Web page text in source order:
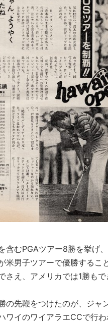
含むPGAツアー8勝を挙げ
米男子ツアーで優勝するこ
さえ、アメリカでは1勝もで
の先鞭をつけたのが、ジ
ワイのワイアラエCCで行